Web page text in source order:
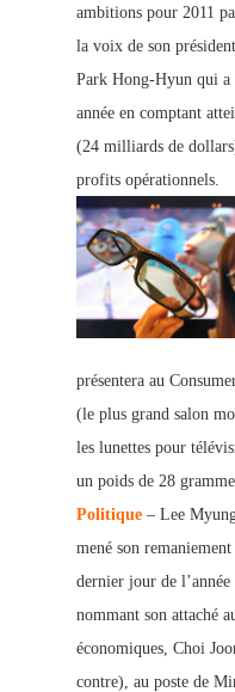
ambitions pour 2011
la voix de son président
Park Hong-Hyun qui a
année en comptant
(24 milliards de
profits opérationnels.
présentera au
(le plus grand salon
les lunettes pour
un poids de 28
Politique – Lee
mené son
dernier jour de l’année
nommant son attaché
économiques, Choi
contre), au poste de